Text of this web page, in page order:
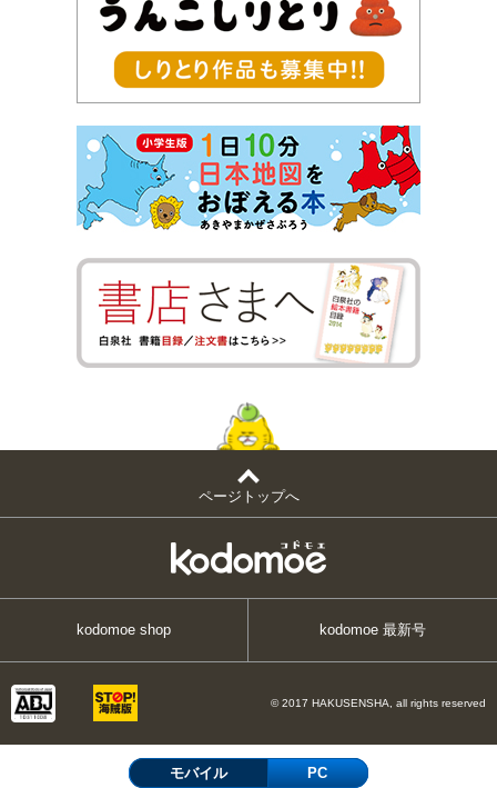
ページトップへ
kodomoe shop kodomoe 最新号
© 2017 HAKUSENSHA, all rights reserved
モバイル PC